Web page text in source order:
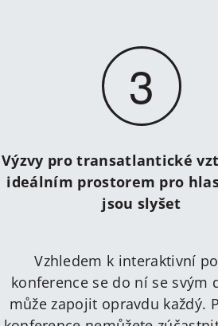
3
Výzvy pro transatlantické
ideálním prostorem pro
jsou slyšet
Vzhledem k interaktivní
konference se do ní se svým
může zapojit opravdu každý.